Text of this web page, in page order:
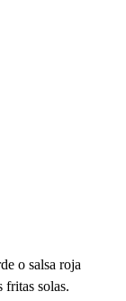
o salsa roja
fritas solas.